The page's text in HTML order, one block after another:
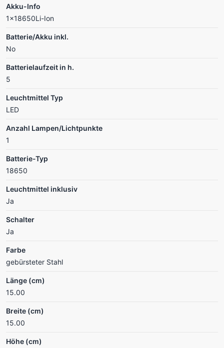
Akku-Info
1x18650Li-Ion
Batterie/Akku inkl.
No
Batterielaufzeit in h.
5
Leuchtmittel Typ
LED
Anzahl Lampen/Lichtpunkte
1
Batterie-Typ
18650
Leuchtmittel inklusiv
Ja
Schalter
Ja
Farbe
gebürsteter Stahl
Länge (cm)
15.00
Breite (cm)
15.00
Höhe (cm)